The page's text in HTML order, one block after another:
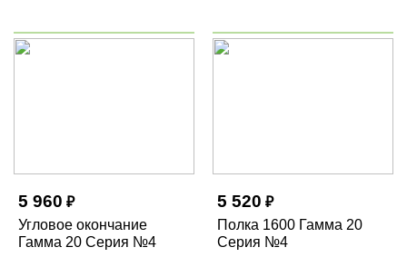
5 960 ₽
Угловое окончание
Гамма 20 Серия №4
5 520 ₽
Полка 1600 Гамма 20
Серия №4